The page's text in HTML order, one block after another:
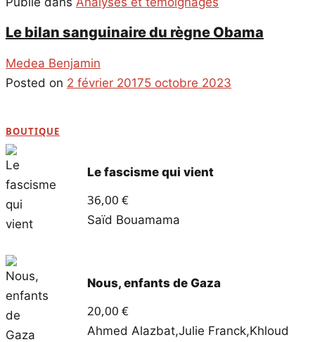
Le bilan sanguinaire du règne Obama
Medea Benjamin
Posted on 2 février 20175 octobre 2023
BOUTIQUE
Le fascisme qui vient
36,00 €
Saïd Bouamama
Nous, enfants de Gaza
20,00 €
Ahmed Alazbat,Julie Franck,Khloud